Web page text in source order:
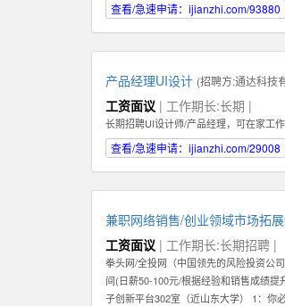
查看/急速申请：ijianzhi.com/93880
产品经理UI设计 (招聘方:通达科技
工资面议 | 工作期长:长期 |
长期招聘UI设计师/产品经理，可在家工
查看/急速申请：ijianzhi.com/29008
兼职网络销售/创业领域市场拓
工资面议 | 工作期长:长期招聘 |
拳头网/全投网（中国领先的风险投资公
间(日薪50-100元/根据经验和销售成绩
子创新平台302室（近山东大学） 1：你